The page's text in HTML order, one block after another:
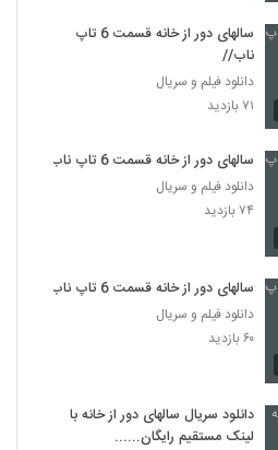
سالهای دور از خانه قسمت 6 تاپ
ناب//
دانلود فیلم و سریال
۷۱ بازدید
سالهای دور از خانه قسمت 6 تاپ ناب
دانلود فیلم و سریال
۷۴ بازدید
سالهای دور از خانه قسمت 6 تاپ ناب
دانلود فیلم و سریال
۶۰ بازدید
دانلود سریال سالهای دور از خانه با
لینک مستقیم رایگان......